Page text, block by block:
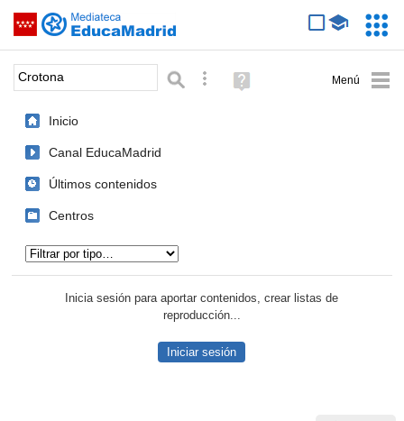
Saltar navegación
Palabra o frase: Búsqueda avanzada
Ayuda
(en
Inicio
Canal EducaMadrid
Últimos contenidos
Centros
Inicia sesión para aportar contenidos, crear listas de
reproducción...
Iniciar sesión